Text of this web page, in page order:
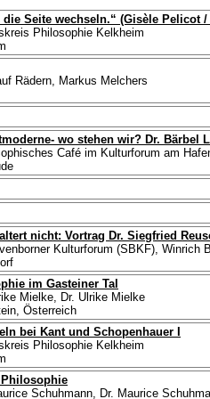
Seite wechseln.“ (Gisèle Pelicot
Philosophie Kelkheim
Rädern, Markus Melchers
wo stehen wir? Dr. Bärbel
Café im Kulturforum am
nicht: Vortrag Dr. Siegfried
Kulturforum (SBKF), Winrich
im Gasteiner Tal
Mielke, Dr. Ulrike Mielke
Österreich
bei Kant und Schopenhauer I
Philosophie Kelkheim
Schuhmann, Dr. Maurice